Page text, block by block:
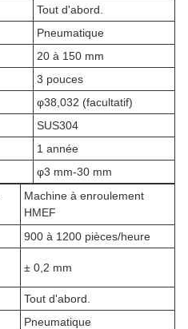
Tout d'abord.
Pneumatique
20 à 150 mm
3 pouces
φ38,032 (facultatif)
SUS304
1 année
φ3 mm-30 mm
Machine à enroulement
HMEF
900 à 1200 pièces/heure
± 0,2 mm
Tout d'abord.
Pneumatique